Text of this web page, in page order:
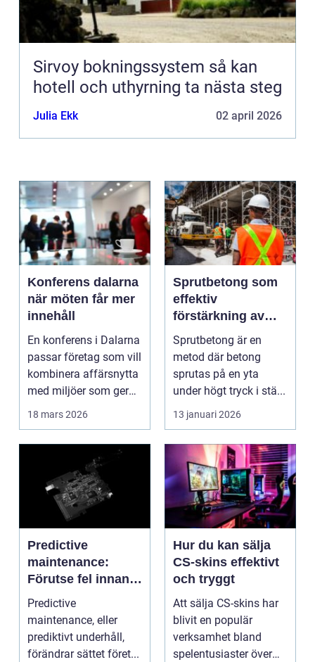
Sirvoy bokningssystem så kan
hotell och uthyrning ta nästa steg
Julia Ekk 02 april 2026
Konferens dalarna
när möten får mer
innehåll
En konferens i Dalarna
passar företag som vill
kombinera affärsnytta
med miljöer som ger
lugn, fokus...
18 mars 2026
Sprutbetong som
effektiv
förstärkning av
berg och betong
Sprutbetong är en
metod där betong
sprutas på en yta
under högt tryck i stä...
13 januari 2026
Predictive
maintenance:
Förutse fel innan
de uppstår med
hjälp av sensorer
Predictive
maintenance, eller
prediktivt underhåll,
förändrar sättet föret...
Hur du kan sälja
CS-skins effektivt
och tryggt
Att sälja CS-skins har
blivit en populär
verksamhet bland
spelentusiaster över